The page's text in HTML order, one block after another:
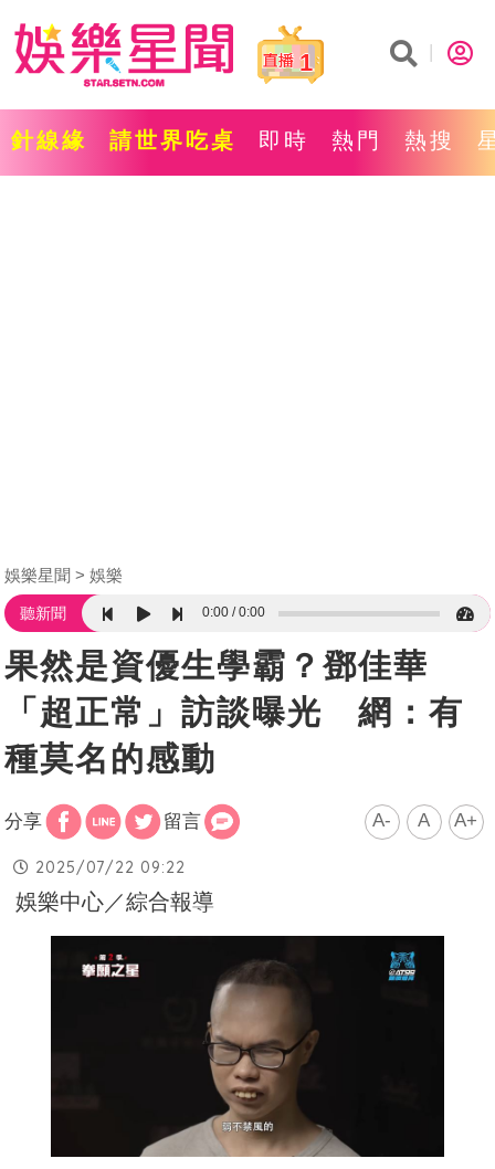
1
針線緣 請世界吃桌 即時 熱門 熱搜
娛樂星聞 娛樂
聽新聞 0:00 0:00
果然是資優生學霸？鄧佳華
「超正常」訪談曝光 網：有
種莫名的感動
分享 留言 A- A A+
2025/07/22 09:22
娛樂中心／綜合報導